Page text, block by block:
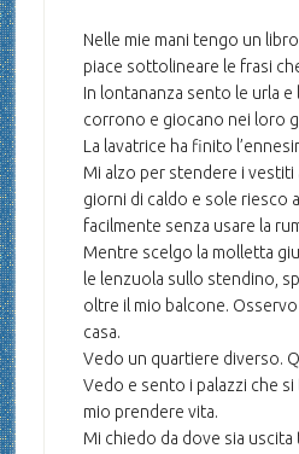
Nelle mie mani tengo un
piace sottolineare le frasi
In lontananza sento le urla e
corrono e giocano nei loro
La lavatrice ha finito
Mi alzo per stendere i vestiti
giorni di caldo e sole riesco
facilmente senza usare la
Mentre scelgo la molletta
le lenzuola sullo stendino,
oltre il mio balcone.
casa.
Vedo un quartiere diverso.
Vedo e sento i palazzi che
mio prendere vita.
Mi chiedo da dove sia